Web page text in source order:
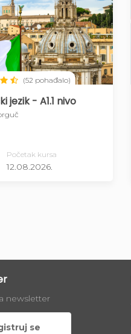
(52 pohađalo)
jezik - A1.1 nivo
Početak kursa
12.08.2026.
newsletter
se